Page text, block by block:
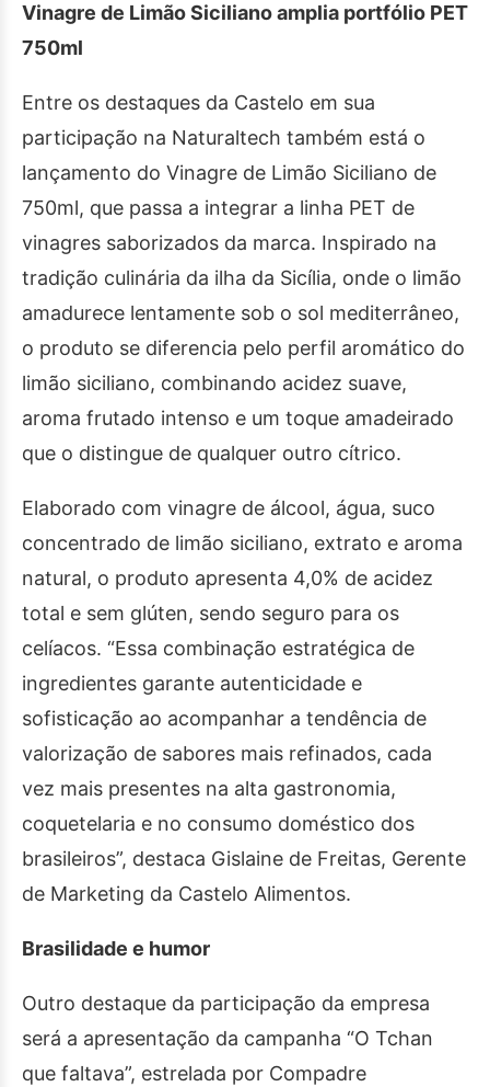
Vinagre de Limão Siciliano amplia portfólio PET
750ml
Entre os destaques da Castelo em sua
participação na Naturaltech também está o
lançamento do Vinagre de Limão Siciliano de
750ml, que passa a integrar a linha PET de
vinagres saborizados da marca. Inspirado na
tradição culinária da ilha da Sicília, onde o limão
amadurece lentamente sob o sol mediterrâneo,
o produto se diferencia pelo perfil aromático do
limão siciliano, combinando acidez suave,
aroma frutado intenso e um toque amadeirado
que o distingue de qualquer outro cítrico.
Elaborado com vinagre de álcool, água, suco
concentrado de limão siciliano, extrato e aroma
natural, o produto apresenta 4,0% de acidez
total e sem glúten, sendo seguro para os
celíacos. “Essa combinação estratégica de
ingredientes garante autenticidade e
sofisticação ao acompanhar a tendência de
valorização de sabores mais refinados, cada
vez mais presentes na alta gastronomia,
coquetelaria e no consumo doméstico dos
brasileiros”, destaca Gislaine de Freitas, Gerente
de Marketing da Castelo Alimentos.
Brasilidade e humor
Outro destaque da participação da empresa
será a apresentação da campanha “O Tchan
que faltava”, estrelada por Compadre